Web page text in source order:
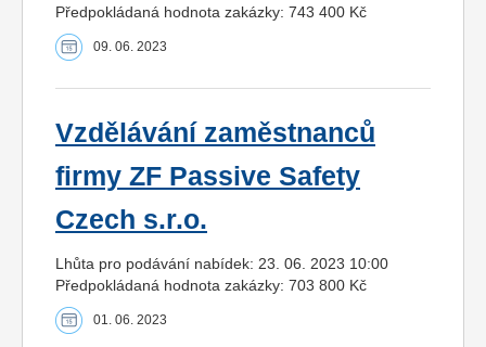
Předpokládaná hodnota zakázky: 743 400 Kč
09. 06. 2023
Vzdělávání zaměstnanců
firmy ZF Passive Safety
Czech s.r.o.
Lhůta pro podávání nabídek: 23. 06. 2023 10:00
Předpokládaná hodnota zakázky: 703 800 Kč
01. 06. 2023